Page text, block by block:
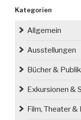
einzige
Automobilfabrik“
Kategorien
Allgemein
Ausstellungen
Bücher &
Exkursionen &
Film, Theater &